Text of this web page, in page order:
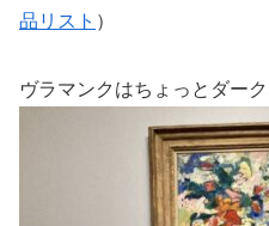
品リスト ）
ヴラマンクはちょっとダー